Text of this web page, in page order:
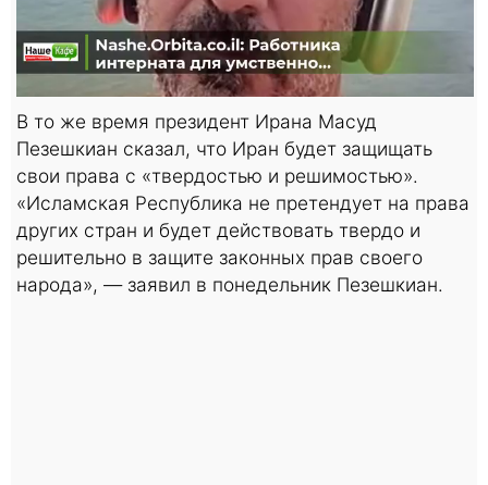
В то же время президент Ирана Масуд
Пезешкиан сказал, что Иран будет защищать
свои права с «твердостью и решимостью».
«Исламская Республика не претендует на права
других стран и будет действовать твердо и
решительно в защите законных прав своего
народа», — заявил в понедельник Пезешкиан.